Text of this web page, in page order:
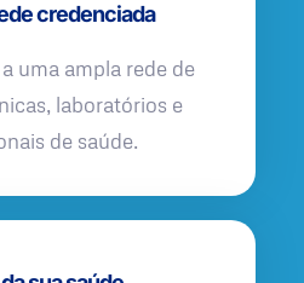
credenciada
uma ampla rede de
laboratórios e
de saúde.